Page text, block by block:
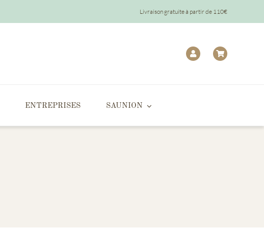
Livraison gratuite à partir de 110€
ENTREPRISES SAUNION